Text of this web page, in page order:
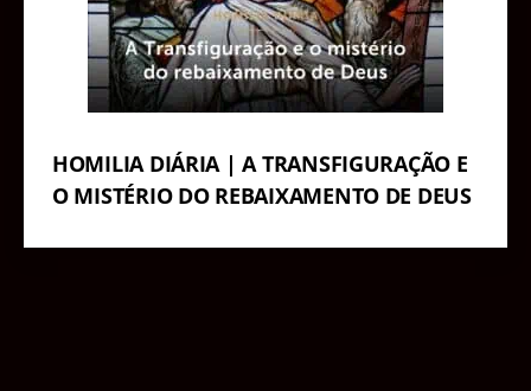
HOMILIA DIÁRIA | A TRANSFIGURAÇÃO E
O MISTÉRIO DO REBAIXAMENTO DE DEUS